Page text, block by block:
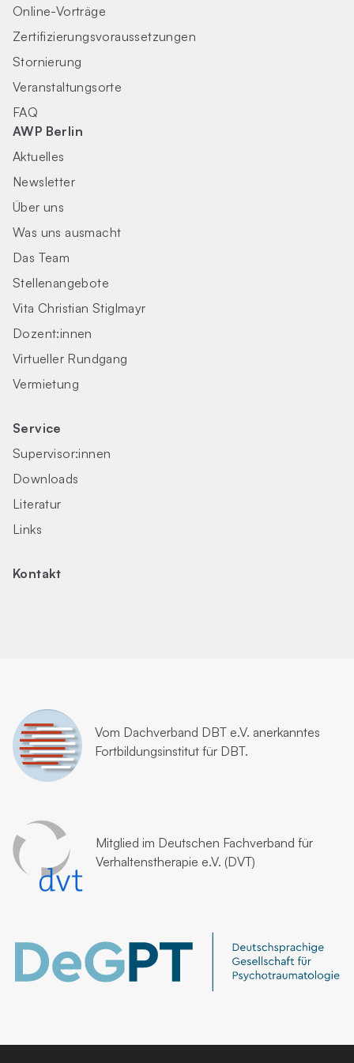
Online-Vorträge
Zertifizierungs­voraus­setzungen
Stornierung
Veranstaltungsorte
FAQ
AWP Berlin
Aktuelles
Newsletter
Über uns
Was uns ausmacht
Das Team
Stellenangebote
Vita Christian Stiglmayr
Dozent:innen
Virtueller Rundgang
Vermietung
Service
Supervisor:innen
Downloads
Literatur
Links
Kontakt
Vom Dachverband DBT e.V. anerkanntes
Fortbildungsinstitut für DBT.
Mitglied im Deutschen Fachverband für
Verhaltenstherapie e.V. (DVT)